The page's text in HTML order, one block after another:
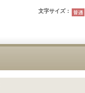
文字サイズ：